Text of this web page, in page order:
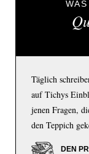
Täglich
auf Tichys
jenen Fragen,
den Teppich
DEN